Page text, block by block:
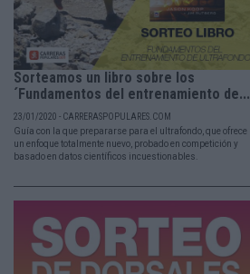
Sorteamos un libro sobre los
´Fundamentos del entrenamiento de...
23/01/2020 - CARRERASPOPULARES.COM
Guía con la que prepararse para el ultrafondo, que ofrece
un enfoque totalmente nuevo, probado en competición y
basado en datos científicos incuestionables.